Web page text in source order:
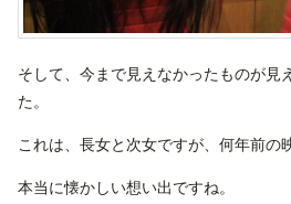
そして、今まで見えなかったものが見
た。
これは、長女と次女ですが、何年前の
本当に懐かしい想い出ですね。